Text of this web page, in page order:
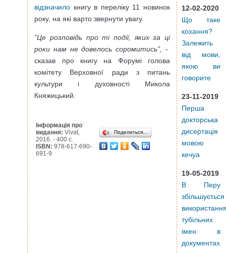
відзначило книгу в переліку 11 новинок
року, на які варто звернути увагу.
”Це розповідь про ті події, яких за ці
роки нам не довелось соромитись”,
-
сказав про книгу на Форумі голова
комітету Верховної ради з питань
культури і духовності Микола
Княжицький.
Інформація про
видання: Vivat,
2016. - 400 с.
ISBN: 978-617-690-
691-9
Поделиться…
12-02-2020
Що таке
кохання?
Залежить
від мови,
якою ви
говорите
23-11-2019
Перша
докторська
дисертація
мовою
кечуа
19-05-2019
В Перу
збільшується
тубільних
імен в
документах